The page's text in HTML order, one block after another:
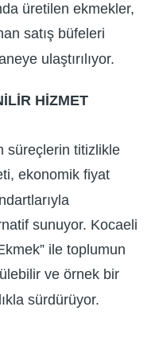
üretilen ekmekler,
satış büfeleri
ulaştırılıyor.
HİZMET
süreçlerin titizlikle
ekonomik fiyat
sunuyor. Kocaeli
ile toplumun
ve örnek bir
sürdürüyor.